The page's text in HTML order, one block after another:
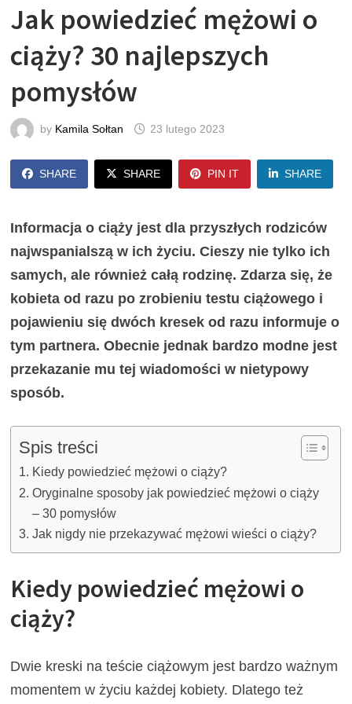
Jak powiedzieć mężowi o
ciąży? 30 najlepszych
pomysłów
by Kamila Sołtan 23 lutego 2023
SHARE SHARE PIN IT SHARE
Informacja o ciąży jest dla przyszłych rodziców
najwspanialszą w ich życiu. Cieszy nie tylko ich
samych, ale również całą rodzinę. Zdarza się, że
kobieta od razu po zrobieniu testu ciążowego i
pojawieniu się dwóch kresek od razu informuje o
tym partnera. Obecnie jednak bardzo modne jest
przekazanie mu tej wiadomości w nietypowy
sposób.
Spis treści
Kiedy powiedzieć mężowi o ciąży?
Oryginalne sposoby jak powiedzieć mężowi o ciąży
– 30 pomysłów
Jak nigdy nie przekazywać mężowi wieści o ciąży?
Kiedy powiedzieć mężowi o
ciąży?
Dwie kreski na teście ciążowym jest bardzo ważnym
momentem w życiu każdej kobiety. Dlatego też